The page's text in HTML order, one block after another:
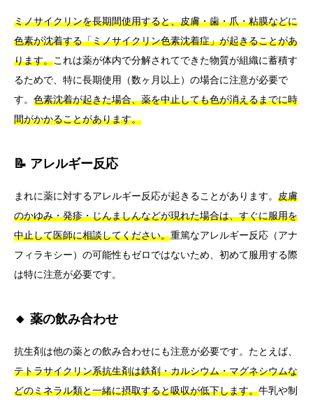
ミノサイクリンを長期間使用すると、皮膚・歯・爪・粘膜などに
色素が沈着する「ミノサイクリン色素沈着症」が起きることがあ
ります。これは薬が体内で分解されてできた物質が組織に蓄積す
るためで、特に長期使用（数ヶ月以上）の場合に注意が必要で
す。 色素沈着が起きた場合、薬を中止しても色が消えるまでに時
間がかかることがあります。
📝 アレルギー反応
まれに薬に対するアレルギー反応が起きることがあります。 皮膚
のかゆみ・発疹・じんましんなどが現れた場合は、すぐに服用を
中止して医師に相談してください。重篤なアレルギー反応（アナ
フィラキシー）の可能性もゼロではないため、初めて服用する際
は特に注意が必要です。
🔸 薬の飲み合わせ
抗生剤は他の薬との飲み合わせにも注意が必要です。たとえば、
テトラサイクリン系抗生剤は鉄剤・カルシウム・マグネシウムな
どのミネラル類と一緒に摂取すると吸収が低下します。牛乳や制